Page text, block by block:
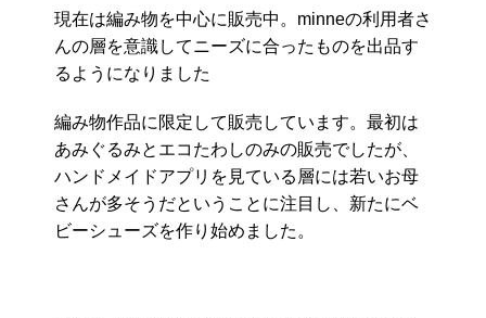
現在は編み物を中心に販売中。minneの利用者さ
んの層を意識してニーズに合ったものを出品す
るようになりました
編み物作品に限定して販売しています。 最初は
あみぐるみとエコたわしのみの販売でしたが、
ハンドメイドアプリを見ている層には若いお母
さんが多そうだとい うことに注目し、新たにベ
ビーシューズを作り始めました。